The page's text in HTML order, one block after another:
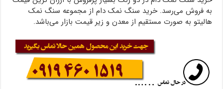
به فروش می‌رسد. خرید سنگ نمک دام از مجموعه سنگ نمک
هالیتو به صورت مستقیم از معدن و زیر قیمت بازار می‌باشد.